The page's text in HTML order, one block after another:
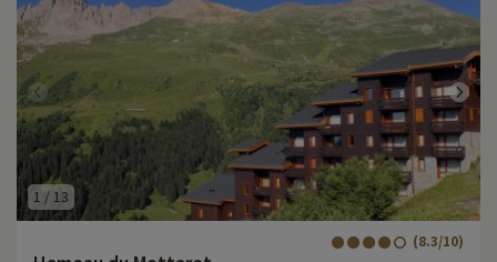
1 / 13
(8.3/10)